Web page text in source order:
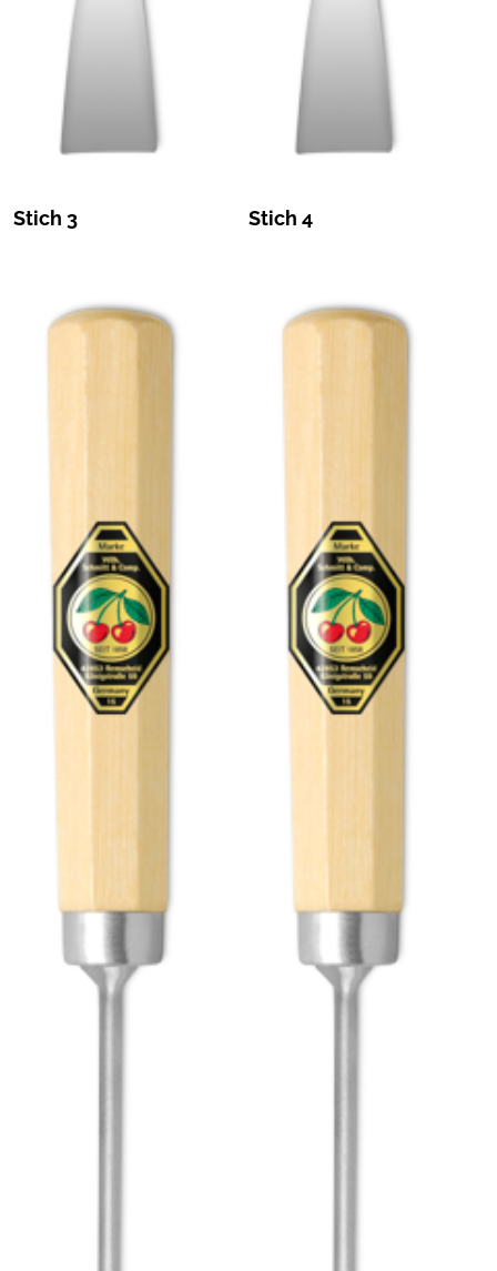
Stich 3 Stich 4